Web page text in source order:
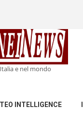
e nel mondo
TEO INTELLIGENCE